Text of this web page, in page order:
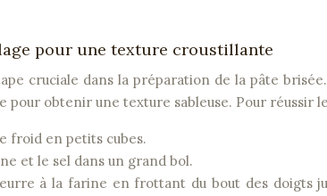
pour une texture croustillante
cruciale dans la préparation de la pâte
pour obtenir une texture sableuse. Pour réussir
froid en petits cubes.
et le sel dans un grand bol.
à la farine en frottant du bout des doigts